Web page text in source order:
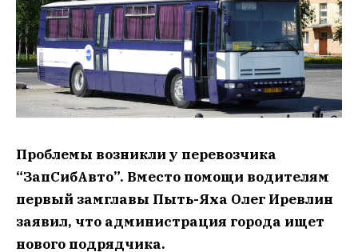
Проблемы возникли у перевозчика
“ЗапСибАвто”. Вместо помощи водителям
первый замглавы Пыть-Яха Олег Иревлин
заявил, что администрация города ищет
нового подрядчика.